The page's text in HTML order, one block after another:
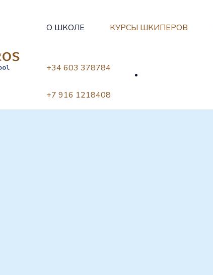
О ШКОЛЕ КУРСЫ ШКИПЕРОВ
+34 603 378784
+7 916 1218408